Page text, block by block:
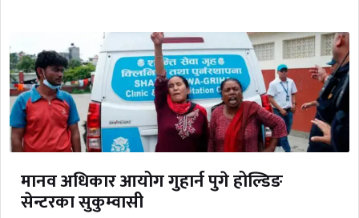
मानव अधिकार आयोग गुहार्न पुगे होल्डिङ
सेन्टरका सुकुम्वासी